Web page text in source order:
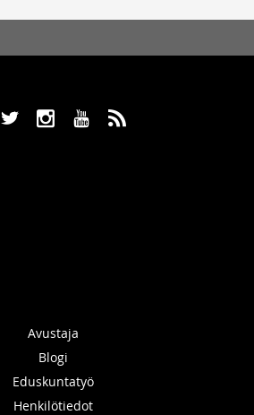
a x r ,
Avustaja
Blogi
Eduskuntatyö
Henkilötiedot